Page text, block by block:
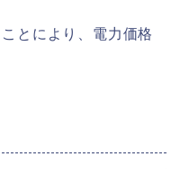
とにより、電力価格